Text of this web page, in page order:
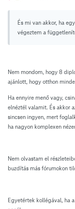
És mi van akkor, ha
végeztem a
Nem mondom, hogy 8
ajánlott, hogy otthon
Ha ennyire menő vagy,
elnéztél valamit. És akkor
sincsen ingyen, mert
ha nagyon komplexen
Nem olvastam el
buzdítás más fórumokon
Egyetértek kollégával, ha